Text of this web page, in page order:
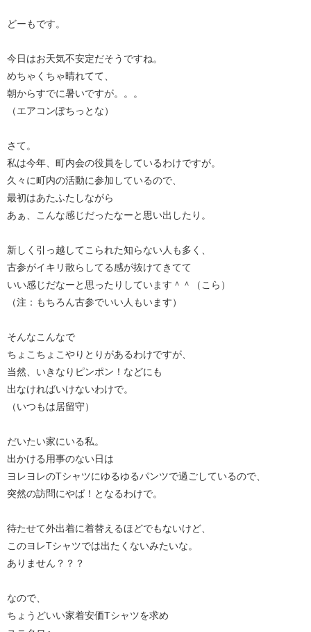
どーもです。
今日はお天気不安定だそうですね。
めちゃくちゃ晴れてて、
朝からすでに暑いですが。。。
（エアコンぽちっとな）
さて。
私は今年、町内会の役員をしているわけですが。
久々に町内の活動に参加しているので、
最初はあたふたしながら
あぁ、こんな感じだったなーと思い出したり。
新しく引っ越してこられた知らない人も多く、
古参がイキリ散らしてる感が抜けてきてて
いい感じだなーと思ったりしています＾＾（こら）
（注：もちろん古参でいい人もいます）
そんなこんなで
ちょこちょこやりとりがあるわけですが、
当然、いきなりピンポン！などにも
出なければいけないわけで。
（いつもは居留守）
だいたい家にいる私。
出かける用事のない日は
ヨレヨレのTシャツにゆるゆるパンツで過ごしているので、
突然の訪問にやば！となるわけで。
待たせて外出着に着替えるほどでもないけど、
このヨレTシャツでは出たくないみたいな。
ありません？？？
なので、
ちょうどいい家着安価Tシャツを求め